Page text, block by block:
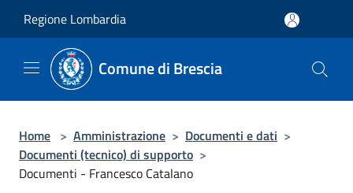
Regione Lombardia
Comune di Brescia
Home > Amministrazione > Documenti e dati >
Documenti (tecnico) di supporto >
Documenti - Francesco Catalano